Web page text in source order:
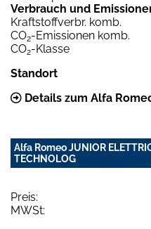
Verbrauch und
Kraftstoffverbr. komb.
CO2-Emissionen komb.
CO2-Klasse
Standort
Details zum Alfa
Alfa Romeo JUNIOR
TECHNOLOG
Preis:
MWSt: